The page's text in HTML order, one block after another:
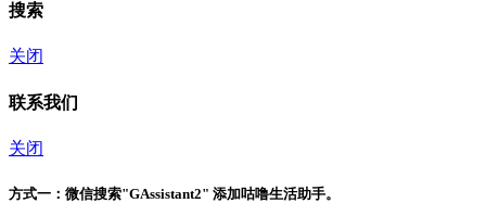
搜索
关闭
联系我们
关闭
方式一： 微信搜索"GAssistant2" 添加咕噜生活助手。